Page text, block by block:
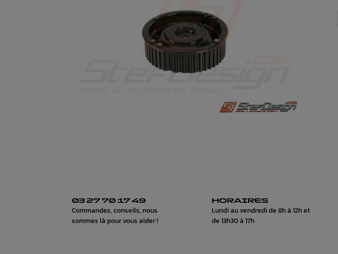
03 27 70 17 49
Commandes, conseils, nous
sommes là pour vous aider !
HORAIRES
Lundi au vendredi de 8h à 12h et
de 13h30 à 17h